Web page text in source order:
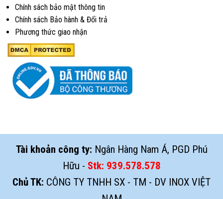
Chính sách bảo mật thông tin
Chính sách Bảo hành & Đổi trả
Phương thức giao nhận
Tài khoản công ty: Ngân Hàng Nam Á, PGD Phú
Hữu - Stk: 939.578.578
Chủ TK: CÔNG TY TNHH SX - TM - DV INOX VIỆT